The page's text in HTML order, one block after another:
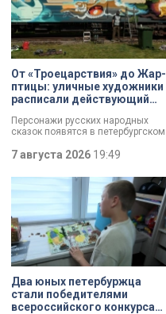
От «Троецарствия» до Жар-
птицы: уличные художники
расписали действующий
Персонажи русских народных
сказок появятся в петербургском
«Выборгское» завершился
масштабный съезд лучших
уличных художников страны — от
Краснодара до Владивостока.
Мастерам передали в полное
распоряжение шесть
действующих вагонов, и те
превратили их в настоящие арт-
объекты. Результат доказал:
баллончик с краской в руках
профессионала — это не порча
имущества, а яркий стрит-арт,
который не имеет ничего общего с
вандализмом.
7 августа 2026 19:49
Два юных петербуржца
стали победителями
всероссийского конкурса